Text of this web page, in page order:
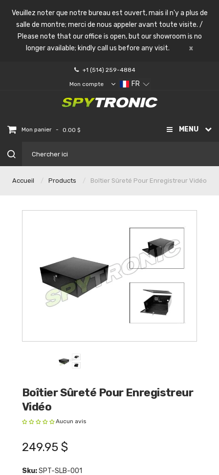
Veuillez noter que notre bureau est ouvert, mais il n'y a plus de
salle de montre; merci de nous appeler avant toute visite. /
Please note that our office is open, but our showroom is no
longer available; kindly call us before any visit.
x
+1 (514) 259-4884
Mon compte FR
MENU
Mon panier - 0.00 $
Accueil Products Boîtier Sûreté Pour Enregistreur Vidéo
Boîtier Sûreté Pour Enregistreur
Vidéo
Aucun avis
249.95 $
Sku:SPT-SLB-001